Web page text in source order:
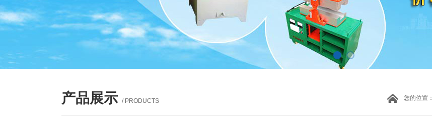
产品展示 / PRODUCTS 您的位置：